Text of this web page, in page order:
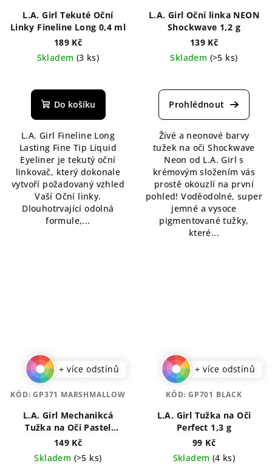
L.A. Girl Tekuté Oční
Linky Fineline Long 0,4 ml
189 Kč
Skladem (3 ks)
Do košíku
L.A. Girl Fineline Long
Lasting Fine Tip Liquid
Eyeliner je tekutý oční
linkovač, který dokonale
vytvoří požadovaný vzhled
Vaší Oční linky.
Dlouhotrvající odolná
formule,...
L.A. Girl Oční linka NEON
Shockwave 1,2 g
139 Kč
Skladem (>5 ks)
hodnocení
produktu
z
5
hvězdiček.
Živé a neonové barvy
tužek na oči Shockwave
Neon od L.A. Girl s
krémovým složením vás
prostě okouzlí na první
pohled! Voděodolné, super
jemné a vysoce
pigmentované tužky,
které...
+ více odstínů
L.A. Girl Mechanikcá
Tužka na Oči Pastel
Dream 1,2 g
149 Kč
Skladem (>5 ks)
KÓD:GP371 MARSHMALLOW
+ více odstínů
L.A. Girl Tužka na Oči
Perfect 1,3 g
99 Kč
Skladem (4 ks)
KÓD:GP701 BLACK